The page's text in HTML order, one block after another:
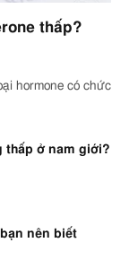
thấp?
hormone có chức
thấp ở nam giới?
nên biết